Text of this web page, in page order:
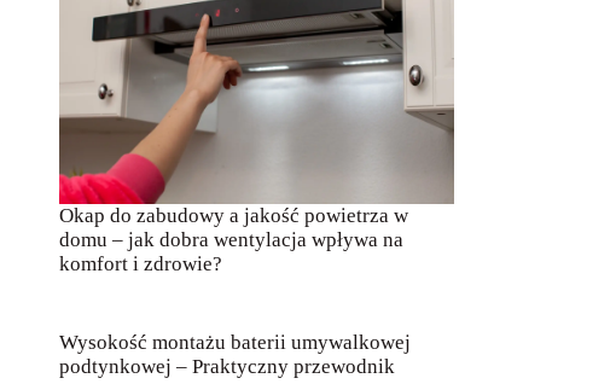
Okap do zabudowy a jakość powietrza w
domu – jak dobra wentylacja wpływa na
komfort i zdrowie?
Wysokość montażu baterii umywalkowej
podtynkowej – Praktyczny przewodnik